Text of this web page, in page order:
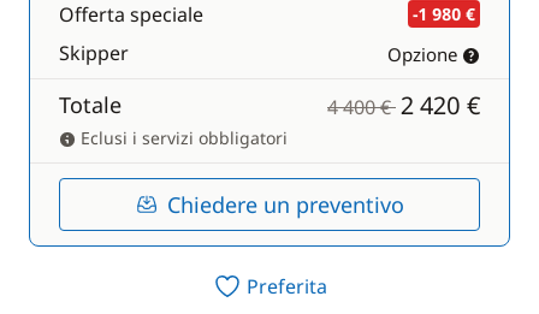
Offerta speciale -1 980 €
Skipper Opzione
Totale 4 400 €2 420 €
Eclusi i servizi obbligatori
Chiedere un preventivo
Preferita